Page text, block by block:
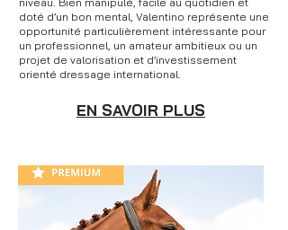
doté d’un bon mental, Valentino représente une
opportunité particulièrement intéressante pour
un professionnel, un amateur ambitieux ou un
projet de valorisation et d’investissement
orienté dressage international.
EN SAVOIR PLUS